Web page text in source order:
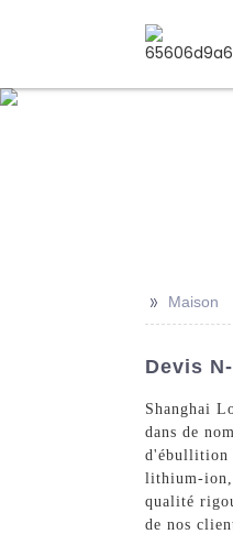
>> Maison
Devis
Shanghai
dans de
d'ébullition
lithium-ion,
qualité
de nos